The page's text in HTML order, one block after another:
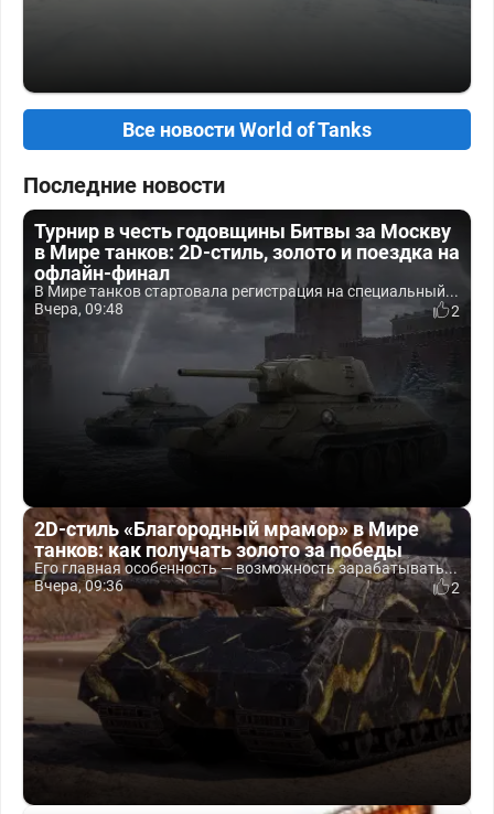
Все новости World of Tanks
Последние новости
Турнир в честь годовщины Битвы за Москву
в Мире танков: 2D-стиль, золото и поездка на
офлайн-финал
В Мире танков стартовала регистрация на специальный...
Вчера, 09:48
2
2D-стиль «Благородный мрамор» в Мире
танков: как получать золото за победы
Его главная особенность — возможность зарабатывать...
Вчера, 09:36
2